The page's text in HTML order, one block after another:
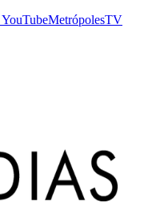
YouTubeMetrópolesTV